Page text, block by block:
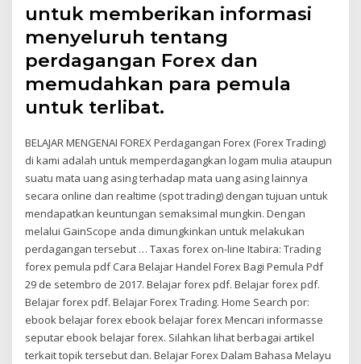
untuk memberikan informasi
menyeluruh tentang
perdagangan Forex dan
memudahkan para pemula
untuk terlibat.
BELAJAR MENGENAI FOREX Perdagangan Forex (Forex Trading)
di kami adalah untuk memperdagangkan logam mulia ataupun
suatu mata uang asing terhadap mata uang asing lainnya
secara online dan realtime (spot trading) dengan tujuan untuk
mendapatkan keuntungan semaksimal mungkin. Dengan
melalui GainScope anda dimungkinkan untuk melakukan
perdagangan tersebut … Taxas forex on-line Itabira: Trading
forex pemula pdf Cara Belajar Handel Forex Bagi Pemula Pdf
29 de setembro de 2017. Belajar forex pdf. Belajar forex pdf.
Belajar forex pdf. Belajar Forex Trading. Home Search por:
ebook belajar forex ebook belajar forex Mencari informasse
seputar ebook belajar forex. Silahkan lihat berbagai artikel
terkait topik tersebut dan. Belajar Forex Dalam Bahasa Melayu